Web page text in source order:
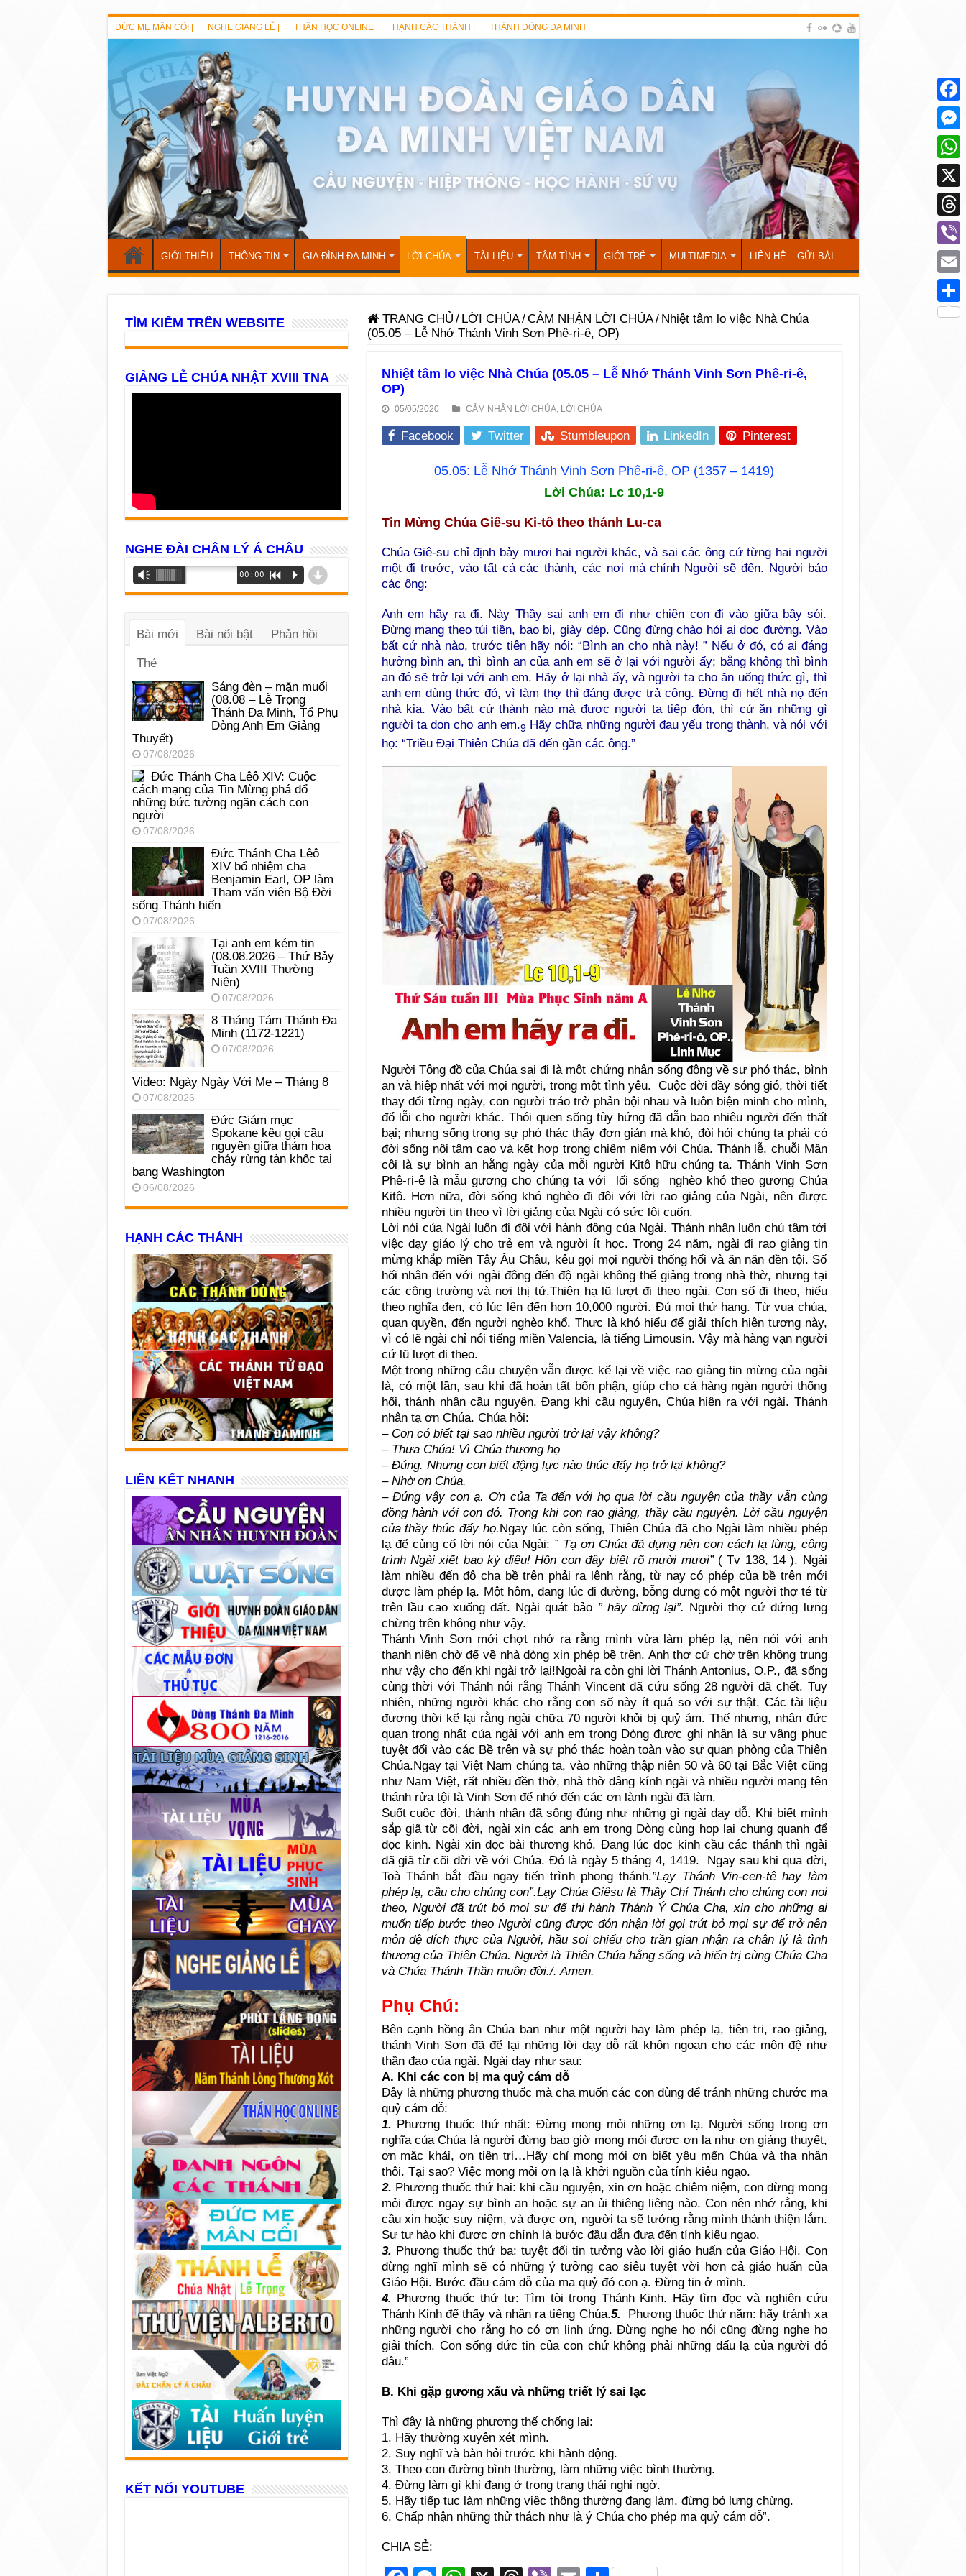
ĐỨC MẸ MÂN CÔI | NGHE GIẢNG LỄ | THẦN HỌC ONLINE | HẠNH CÁC THÁNH | THÁNH DÒNG ĐA MINH |
GIỚI THIỆU THÔNG TIN GIA ĐÌNH ĐA MINH LỜI CHÚA TÀI LIỆU TÂM TÌNH GIỚI TRẺ MULTIMEDIA LIÊN HỆ – GỬI BÀI
TRANG CHỦ / LỜI CHÚA/CẢM NHẬN LỜI CHÚA/ Nhiệt tâm lo việc Nhà Chúa
(05.05 – Lễ Nhớ Thánh Vinh Sơn Phê-ri-ê, OP)
Nhiệt tâm lo việc Nhà Chúa (05.05 – Lễ Nhớ Thánh Vinh Sơn Phê-ri-ê,
OP)
05/05/2020 CẢM NHẬN LỜI CHÚA, LỜI CHÚA
Facebook Twitter Stumbleupon LinkedIn Pinterest
05.05: Lễ Nhớ Thánh Vinh Sơn Phê-ri-ê, OP (1357 – 1419)
Lời Chúa: Lc 10,1-9
Tin Mừng Chúa Giê-su Ki-tô theo thánh Lu-ca
Chúa Giê-su chỉ định bảy mươi hai người khác, và sai các ông cứ từng hai người
một đi trước, vào tất cả các thành, các nơi mà chính Người sẽ đến. Người bảo
các ông:
Anh em hãy ra đi. Này Thầy sai anh em đi như chiên con đi vào giữa bầy sói.
Đừng mang theo túi tiền, bao bị, giày dép. Cũng đừng chào hỏi ai dọc đường. Vào
bất cứ nhà nào, trước tiên hãy nói: “Bình an cho nhà này! ” Nếu ở đó, có ai đáng
hưởng bình an, thì bình an của anh em sẽ ở lại với người ấy; bằng không thì bình
an đó sẽ trở lại với anh em. Hãy ở lại nhà ấy, và người ta cho ăn uống thức gì, thì
anh em dùng thức đó, vì làm thợ thì đáng được trả công. Đừng đi hết nhà nọ đến
nhà kia. Vào bất cứ thành nào mà được người ta tiếp đón, thì cứ ăn những gì
người ta dọn cho anh em.9Hãy chữa những người đau yếu trong thành, và nói với
họ: “Triều Đại Thiên Chúa đã đến gần các ông.”
Người Tông đồ của Chúa sai đi là một chứng nhân sống động về sự phó thác, bình
an và hiệp nhất với mọi người, trong một tình yêu. Cuộc đời đầy sóng gió, thời tiết
thay đổi từng ngày, con người tráo trở phản bội nhau và luôn biện minh cho mình,
đổ lỗi cho người khác. Thói quen sống tùy hứng đã dẫn bao nhiêu người đến thất
bại; nhưng sống trong sự phó thác thấy đơn giản mà khó, đòi hỏi chúng ta phải có
đời sống nội tâm cao và kết hợp trong chiêm niệm với Chúa. Thánh lễ, chuỗi Mân
côi là sự bình an hằng ngày của mỗi người Kitô hữu chúng ta. Thánh Vinh Sơn
Phê-ri-ê là mẫu gương cho chúng ta với lối sống nghèo khó theo gương Chúa
Kitô. Hơn nữa, đời sống khó nghèo đi đôi với lời rao giảng của Ngài, nên được
nhiều người tin theo vì lời giảng của Ngài có sức lôi cuốn.
Lời nói của Ngài luôn đi đôi với hành động của Ngài. Thánh nhân luôn chú tâm tới
việc dạy giáo lý cho trẻ em và người ít học. Trong 24 năm, ngài đi rao giảng tin
mừng khắp miền Tây Âu Châu, kêu gọi mọi người thống hối và ăn năn đền tội. Số
hối nhân đến với ngài đông đến độ ngài không thể giảng trong nhà thờ, nhưng tại
các công trường và nơi thị tứ.Thiên hạ lũ lượt đi theo ngài. Con số đi theo, hiểu
theo nghĩa đen, có lúc lên đến hơn 10,000 người. Đủ mọi thứ hạng. Từ vua chúa,
quan quyền, đến người nghèo khổ. Thực là khó hiểu để giải thích hiện tượng này,
vì có lẽ ngài chỉ nói tiếng miền Valencia, là tiếng Limousin. Vậy mà hàng vạn người
cứ lũ lượt đi theo.
Một trong những câu chuyện vẫn được kể lại về việc rao giảng tin mừng của ngài
là, có một lần, sau khi đã hoàn tất bổn phận, giúp cho cả hàng ngàn người thống
hối, thánh nhân cầu nguyện. Đang khi cầu nguyện, Chúa hiện ra với ngài. Thánh
nhân tạ ơn Chúa. Chúa hỏi:
– Con có biết tại sao nhiều người trở lại vậy không?
– Thưa Chúa! Vì Chúa thương họ
– Đúng. Nhưng con biết động lực nào thúc đẩy họ trở lại không?
– Nhờ ơn Chúa.
– Đúng vậy con ạ. Ơn của Ta đến với họ qua lời cầu nguyện của thầy vẫn cùng
đồng hành với con đó. Trong khi con rao giảng, thầy cầu nguyện. Lời cầu nguyện
của thầy thúc đẩy họ.Ngay lúc còn sống, Thiên Chúa đã cho Ngài làm nhiều phép
lạ để củng cố lời nói của Ngài: ” Tạ ơn Chúa đã dựng nên con cách lạ lùng, công
trình Ngài xiết bao kỳ diệu! Hồn con đây biết rõ mười mươi”( Tv 138, 14 ). Ngài
làm nhiều đến độ cha bề trên phải ra lệnh rằng, từ nay có phép của bề trên mới
được làm phép lạ. Một hôm, đang lúc đi đường, bỗng dưng có một người thợ té từ
trên lầu cao xuống đất. Ngài quát bảo ” hãy dừng lại”. Người thợ cứ đứng lưng
chừng trên không như vậy.
Thánh Vinh Sơn mới chợt nhớ ra rằng mình vừa làm phép lạ, nên nói với anh
thanh niên chờ để về nhà dòng xin phép bề trên. Anh thợ cứ chờ trên không trung
như vậy cho đến khi ngài trở lại!Ngoài ra còn ghi lời Thánh Antonius, O.P., đã sống
cùng thời với Thánh nói rằng Thánh Vincent đã cứu sống 28 người đã chết. Tuy
nhiên, những người khác cho rằng con số này ít quá so với sự thật. Các tài liệu
đương thời kể lại rằng ngài chữa 70 người khỏi bị quỷ ám. Thế nhưng, nhân đức
quan trọng nhất của ngài với anh em trong Dòng được ghi nhận là sự vâng phục
tuyệt đối vào các Bề trên và sự phó thác hoàn toàn vào sự quan phòng của Thiên
Chúa.Ngay tại Việt Nam chúng ta, vào những thập niên 50 và 60 tại Bắc Việt cũng
như Nam Việt, rất nhiều đền thờ, nhà thờ dâng kính ngài và nhiều người mang tên
thánh rửa tội là Vinh Sơn để nhớ đến các ơn lành ngài đã làm.
Suốt cuộc đời, thánh nhân đã sống đúng như những gì ngài dạy dỗ. Khi biết mình
sắp giã từ cõi đời, ngài xin các anh em trong Dòng cùng họp lại chung quanh để
đọc kinh. Ngài xin đọc bài thương khó. Đang lúc đọc kinh cầu các thánh thì ngài
đã giã từ cõi đời về với Chúa. Đó là ngày 5 tháng 4, 1419. Ngay sau khi qua đời,
Toà Thánh bắt đầu ngay tiến trình phong thánh.”Lạy Thánh Vin-cen-tê hay làm
phép lạ, cầu cho chúng con”.Lạy Chúa Giêsu là Thầy Chí Thánh cho chúng con noi
theo, Người đã trút bỏ mọi sự để thi hành Thánh Ý Chúa Cha, xin cho những ai
muốn tiếp bước theo Người cũng được đón nhận lời gọi trút bỏ mọi sự để trở nên
môn đệ đích thực của Người, hầu soi chiếu cho trần gian nhận ra chân lý là tình
thương của Thiên Chúa. Người là Thiên Chúa hằng sống và hiển trị cùng Chúa Cha
và Chúa Thánh Thần muôn đời./. Amen.
Phụ Chú:
Bên cạnh hồng ân Chúa ban như một người hay làm phép lạ, tiên tri, rao giảng,
thánh Vinh Sơn đã để lại những lời dạy dỗ rất khôn ngoan cho các môn đệ như
thần đạo của ngài. Ngài dạy như sau:
A. Khi các con bị ma quỷ cám dỗ
Đây là những phương thuốc mà cha muốn các con dùng để tránh những chước ma
quỷ cám dỗ:
1. Phương thuốc thứ nhất: Đừng mong mỏi những ơn lạ. Người sống trong ơn
nghĩa của Chúa là người đừng bao giờ mong mỏi được ơn lạ như ơn giảng thuyết,
ơn mặc khải, ơn tiên tri…Hãy chỉ mong mỏi ơn biết yêu mến Chúa và tha nhân
thôi. Tại sao? Việc mong mỏi ơn lạ là khởi nguồn của tính kiêu ngạo.
2. Phương thuốc thứ hai: khi cầu nguyện, xin ơn hoặc chiêm niệm, con đừng mong
mỏi được ngay sự bình an hoặc sự an ủi thiêng liêng nào. Con nên nhớ rằng, khi
cầu xin hoặc suy niệm, và được ơn, người ta sẽ tưởng rằng mình thánh thiện lắm.
Sự tự hào khi được ơn chính là bước đầu dẫn đưa đến tính kiêu ngạo.
3. Phương thuốc thứ ba: tuyệt đối tin tưởng vào lời giáo huấn của Giáo Hội. Con
đừng nghĩ mình sẽ có những ý tưởng cao siêu tuyệt vời hơn cả giáo huấn của
Giáo Hội. Bước đầu cám dỗ của ma quỷ đó con ạ. Đừng tin ở mình.
4. Phương thuốc thứ tư: Tìm tòi trong Thánh Kinh. Hãy tìm đọc và nghiên cứu
Thánh Kinh để thấy và nhận ra tiếng Chúa.5.
Phương thuốc thứ năm: hãy tránh xa
những người cho rằng họ có ơn linh ứng. Đừng nghe họ nói cũng đừng nghe họ
giải thích. Con sống đức tin của con chứ không phải những dấu lạ của người đó
đâu.”
B. Khi gặp gương xấu và những triết lý sai lạc
Thì đây là những phương thế chống lại:
1. Hãy thường xuyên xét mình.
2. Suy nghĩ và bàn hỏi trước khi hành động.
3. Theo con đường bình thường, làm những việc bình thường.
4. Đừng làm gì khi đang ở trong trạng thái nghi ngờ.
5. Hãy tiếp tục làm những việc thông thường đang làm, đừng bỏ lưng chừng.
6. Chấp nhận những thử thách như là ý Chúa cho phép ma quỷ cám dỗ”.
CHIA SẺ:
TÌM KIẾM TRÊN WEBSITE
GIẢNG LỄ CHÚA NHẬT XVIII TNA
NGHE ĐÀI CHÂN LÝ Á CHÂU
Trình
phát
âm
Vm 00:00 R P d
Bài mới Bài nổi bật Phản hồi
Thẻ
Sáng đèn – mặn muối
(08.08 – Lễ Trọng
Thánh Đa Minh, Tổ Phụ
Dòng Anh Em Giảng
Thuyết)
07/08/2026
Đức Thánh Cha Lêô XIV: Cuộc
cách mạng của Tin Mừng phá đổ
những bức tường ngăn cách con
người
07/08/2026
Đức Thánh Cha Lêô
XIV bổ nhiệm cha
Benjamin Earl, OP làm
Tham vấn viên Bộ Đời
sống Thánh hiến
07/08/2026
Tại anh em kém tin
(08.08.2026 – Thứ Bảy
Tuần XVIII Thường
Niên)
07/08/2026
8 Tháng Tám Thánh Ða
Minh (1172-1221)
07/08/2026
Video: Ngày Ngày Với Mẹ – Tháng 8
07/08/2026
Đức Giám mục
Spokane kêu gọi cầu
nguyện giữa thảm họa
cháy rừng tàn khốc tại
bang Washington
06/08/2026
HẠNH CÁC THÁNH
LIÊN KẾT NHANH
KẾT NỐI YOUTUBE
X
Viber